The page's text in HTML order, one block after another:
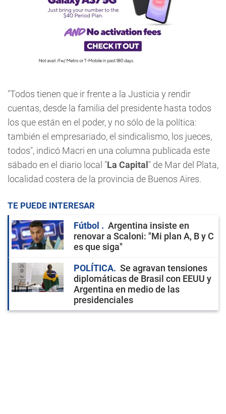
"Todos tienen que ir frente a la Justicia y rendir
cuentas, desde la familia del presidente hasta todos
los que están en el poder, y no sólo de la política:
también el empresariado, el sindicalismo, los jueces,
todos", indicó Macri en una columna publicada este
sábado en el diario local "La Capital " de Mar del Plata,
localidad costera de la provincia de Buenos Aires.
TE PUEDE INTERESAR
Fútbol
Argentina insiste en
renovar a Scaloni: "Mi plan A, B y C
es que siga"
POLÍTICA
Se agravan tensiones
diplomáticas de Brasil con EEUU y
Argentina en medio de las
presidenciales